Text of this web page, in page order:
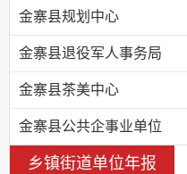
金寨县规划中心
金寨县退役军人事务局
金寨县茶美中心
金寨县公共企事业单位
乡镇街道单位年报